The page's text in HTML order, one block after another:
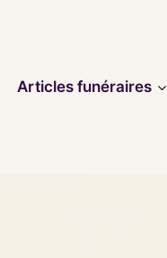
Articles funéraires